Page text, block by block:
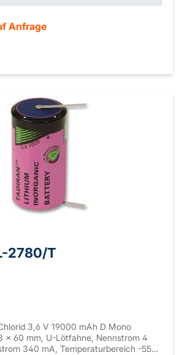
Anfrage
2780/T
3,6 V 19000 mAh D Mono
x 60 mm, U-Lötfahne, Nennstrom 4
340 mA, Temperaturbereich -55